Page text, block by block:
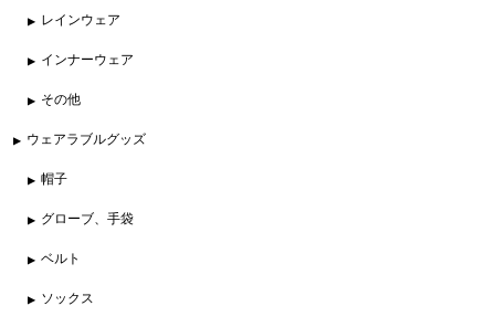
レインウェア
インナーウェア
その他
ウェアラブルグッズ
帽子
グローブ、手袋
ベルト
ソックス